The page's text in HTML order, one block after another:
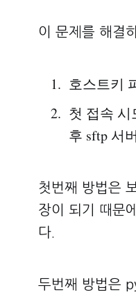
이 문제를 해결
호스트키
첫 접속
후 sftp 서
첫번째 방법은
장이 되기 때문
다.
두번째 방법은